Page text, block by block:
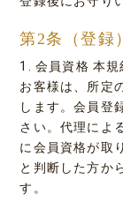
第2条（登録）
1. 会員資格 本
お客様は、所定
します。会員登
さい。代理によ
に会員資格が取
と判断した方か
す。